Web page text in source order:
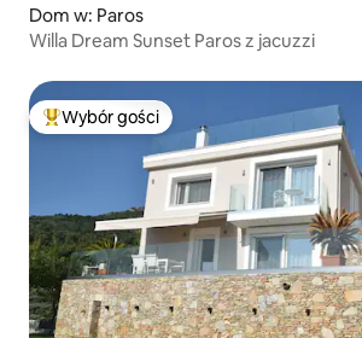
Dom w: Paros
Willa Dream Sunset Paros z jacuzzi
Najpopularniejsze z kategorii Wybór gości
Wybór gości